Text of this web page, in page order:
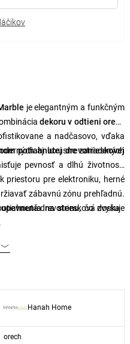
je elegantným a funkčným
dekoru v odtieni orech
a nadčasovo, vďaka
aj luxusne zariadených
potiahnutej drevotrieskovej
pevnosť a dlhú životnosť.
priestoru pre elektroniku, herné
zábavnú zónu prehľadnú.
na stenu, čo zvyšuje
drevotriesková doska
Hanah Home
orech